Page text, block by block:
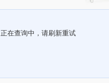
正在查询中，请刷新重试